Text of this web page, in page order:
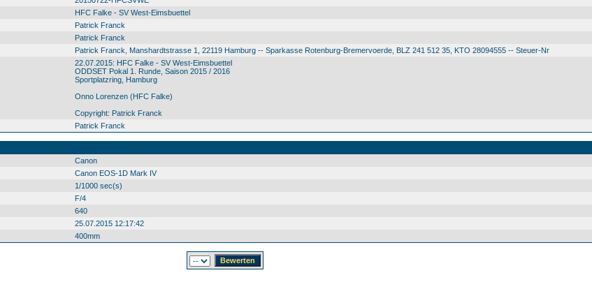
HFC Falke - SV West-Eimsbuettel
Patrick Franck
Patrick Franck
Patrick Franck, Manshardtstrasse 1, 22119 Hamburg -- Sparkasse Rotenburg-Bremervoerde, BLZ 241 512 35, KTO 28094555 -- Steuer-Nr
22.07.2015: HFC Falke - SV West-Eimsbuettel
ODDSET Pokal 1. Runde, Saison 2015 / 2016
Sportplatzring, Hamburg
Onno Lorenzen (HFC Falke)
Copyright: Patrick Franck
Patrick Franck
Canon
Canon EOS-1D Mark IV
1/1000 sec(s)
F/4
640
25.07.2015 12:17:42
400mm